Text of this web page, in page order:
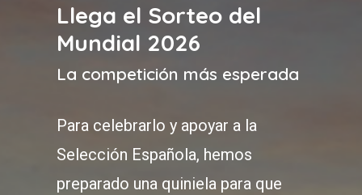
Llega el Sorteo del
Mundial 2026
La competición más esperada
Para celebrarlo y apoyar a la
Selección Española, hemos
preparado una quiniela para que